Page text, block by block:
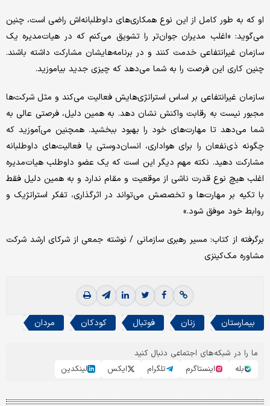
او که به طور کامل از این نوع همکاری‌‌‌های داوطلبانه‌‌‌اش راضی است، چنین
می‌‌‌گوید: «اغلب مدیران جوان‌‌‌تر را تشویق می‌‌‌کنم که در هیات‌مدیره یک
سازمان غیرانتفاعی خدمت کنند و در برنامه‌‌‌هایشان مشارکت داشته باشند.
چنین کاری این فرصت را به شما می‌دهد که چیزی جدید بیاموزید.
سازمان غیرانتفاعی بر اساس استراتژی‌‌‌هایش فعالیت می‌کند و مثل شرکت‌ها
مجبور نیست به رقابت واکنش نشان دهد. به همین دلیل، فرصتی عالی به
شما می‌دهد تا مهارت‌‌‌های خود را بهبود ببخشید. همچنین می‌‌‌آموزید که
چگونه ذی‌نفعان را برای هواداری، انسان‌‌‌دوستی یا فعالیت‌‌‌های داوطلبانه
مشارکت دهید. نکته مهم دیگر این است که یک عضو داوطلب هیات‌مدیره
اغلب هیچ نوع قدرت ناشی از موقعیت و مقام ندارد و به همین دلیل فقط
با تکیه بر مهارت‌‌‌ها و تخصصش می‌تواند در اثرگذاری، تفکر استراتژیک و
روابط خود موفق شود.»
برگرفته از کتاب: مسیر رهبری سازمانی / نوشته جمعی از شرکای ارشد شرکت
مشاوره مک‌‌‌کینزی
بیمارستان زنان فوتبال کودکان مردان
ما را در شبکه‌های اجتماعی دنبال کنید
بله
اینستاگرم تلگرام ایکس لینکدین